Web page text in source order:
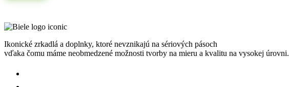
Ikonické zrkadlá a doplnky, ktoré nevznikajú na sériových pásoch
vďaka čomu máme neobmedzené možnosti tvorby na mieru a kvalitu na vysokej úrovni.